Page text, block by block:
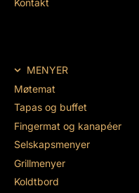
Kontakt
MENYER
Møtemat
Tapas og buffet
Fingermat og kanapéer
Selskapsmenyer
Grillmenyer
Koldtbord